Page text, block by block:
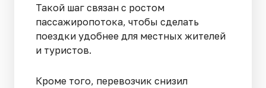
Такой шаг связан с ростом
пассажиропотока, чтобы сделать
поездки удобнее для местных жителей
и туристов.
Кроме того, перевозчик снизил